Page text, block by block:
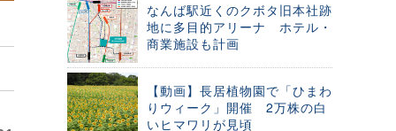
なんば駅近くのクボタ旧本社跡
地に多目的アリーナ ホテル・
商業施設も計画
【動画】長居植物園で「ひまわ
りウィーク」開催 2万株の白
いヒマワリが見頃